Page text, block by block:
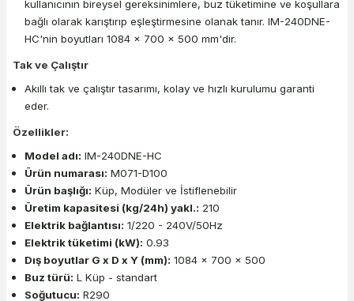
kullanıcının bireysel gereksinimlere, buz tüketimine ve koşullara
bağlı olarak karıştırıp eşleştirmesine olanak tanır. IM-240DNE-
HC'nin boyutları 1084 x 700 x 500 mm'dir.
Tak ve Çalıştır
Akıllı tak ve çalıştır tasarımı, kolay ve hızlı kurulumu garanti
eder.
Özellikler:
Model adı: IM-240DNE-HC
Ürün numarası: M071-D100
Ürün başlığı: Küp, Modüler ve İstiflenebilir
Üretim kapasitesi (kg/24h) yakl.: 210
Elektrik bağlantısı: 1/220 - 240V/50Hz
Elektrik tüketimi (kW): 0.93
Dış boyutlar G x D x Y (mm): 1084 x 700 x 500
Buz türü: L Küp - standart
Soğutucu: R290